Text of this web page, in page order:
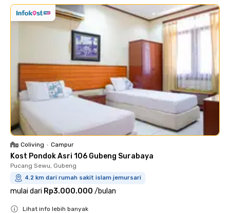
Coliving • Campur
Kost Pondok Asri 106 Gubeng Surabaya
Pucang Sewu, Gubeng
4.2 km dari rumah sakit islam jemursari
mulai dari Rp3.000.000 /bulan
Lihat info lebih banyak